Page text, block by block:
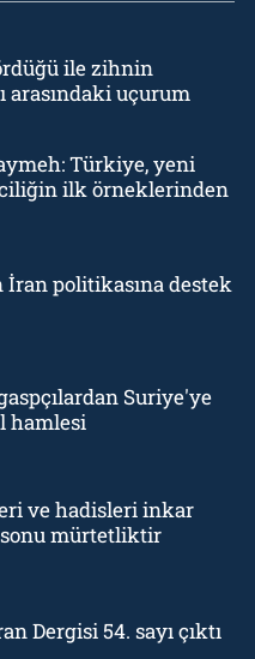
ile zihnin
arasındaki uçurum
Türkiye, yeni
ilk örneklerinden
İran politikasına destek
Suriye'ye
hamlesi
ve hadisleri inkar
mürtetliktir
Dergisi 54. sayı çıktı